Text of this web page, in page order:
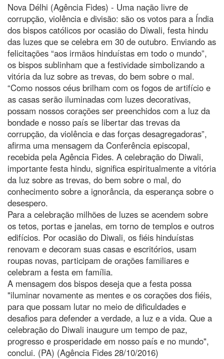
Nova Délhi (Agência Fides) - Uma nação livre de
corrupção, violência e divisão: são os votos para a Índia
dos bispos católicos por ocasião do Diwali, festa hindu
das luzes que se celebra em 30 de outubro. Enviando as
felicitações “aos irmãos hinduístas em todo o mundo”,
os bispos sublinham que a festividade simbolizando a
vitória da luz sobre as trevas, do bem sobre o mal.
“Como nossos céus brilham com os fogos de artifício e
as casas serão iluminadas com luzes decorativas,
possam nossos corações ser preenchidos com a luz da
bondade e nosso país se libertar das trevas da
corrupção, da violência e das forças desagregadoras”,
afirma uma mensagem da Conferência episcopal,
recebida pela Agência Fides. A celebração do Diwali,
importante festa hindu, significa espiritualmente a vitória
da luz sobre as trevas, do bem sobre o mal, do
conhecimento sobre a ignorância, da esperança sobre o
desespero.
Para a celebração milhões de luzes se acendem sobre
os tetos, portas e janelas, em torno de templos e outros
edifícios. Por ocasião do Diwali, os fiéis hinduístas
renovam e decoram suas casas e escritórios, usam
roupas novas, participam de orações familiares e
celebram a festa em família.
A mensagem dos bispos deseja que a festa possa
"iluminar novamente as mentes e os corações dos fiéis,
para que possam lutar no meio de dificuldades e
desafios para defender a verdade, a luz e a vida. Que a
celebração do Diwali inaugure um tempo de paz,
progresso e prosperidade em nosso país e no mundo",
conclui. (PA) (Agência Fides 28/10/2016)